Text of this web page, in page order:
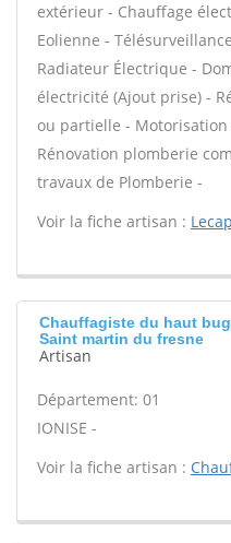
extérieur - Chauffage
Eolienne -
Radiateur Électrique -
électricité (Ajout prise) -
ou partielle -
Rénovation plomberie
travaux de Plomberie -
Voir la fiche artisan :
Chauffagiste du haut
Saint martin du fresne
Artisan
Département: 01
IONISE -
Voir la fiche artisan :